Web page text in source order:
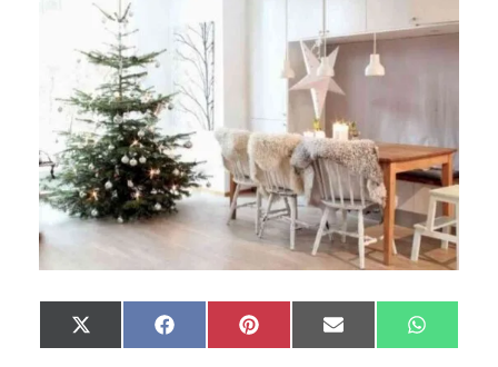
Compartir
en
X
(
Compartir
en
F
a
Compartir
en
P
i
Compartir
en
E
m
en
W
h